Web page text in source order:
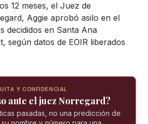
12 meses, el Juez de
Aggie aprobó asilo en el
decididos en Santa Ana
según datos de EOIR liberados
Y CONFIDENCIAL
ante el juez Norregard?
pasadas, no una predicción de